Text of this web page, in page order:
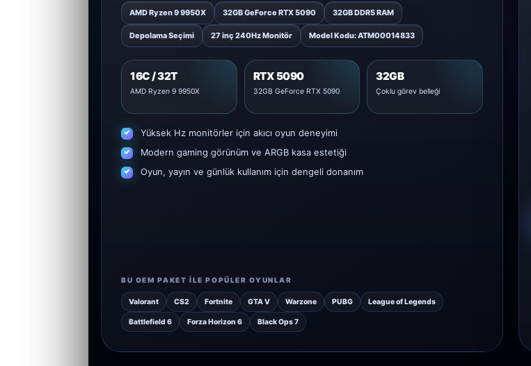
AMD Ryzen 9 9950X 32GB GeForce RTX 5090 32GB DDR5 RAM
Depolama Seçimi 27 inç 240Hz Monitör Model Kodu: ATM00014833
16C / 32T
AMD Ryzen 9 9950X
RTX 5090
32GB GeForce RTX 5090
32GB
Çoklu görev belleği
Yüksek Hz monitörler için akıcı oyun deneyimi
Modern gaming görünüm ve ARGB kasa estetiği
Oyun, yayın ve günlük kullanım için dengeli donanım
BU OEM PAKET ILE POPÜLER OYUNLAR
Valorant CS2 Fortnite GTA V Warzone PUBG League of Legends
Battlefield 6 Forza Horizon 6 Black Ops 7